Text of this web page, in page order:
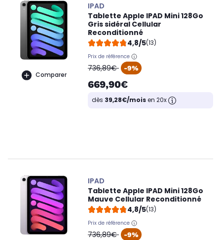
Comparer
IPAD
Tablette Apple IPAD Mini 128Go
Gris sidéral Cellular
Reconditionné
4,8/5(13)
Prix de référence
oldPrice
736,89€ -9%
669,90€
dès 39,28€/moisen 20x
IPAD
Tablette Apple IPAD Mini 128Go
Mauve Cellular Reconditionné
4,8/5(13)
Prix de référence
oldPrice
736,89€ -9%